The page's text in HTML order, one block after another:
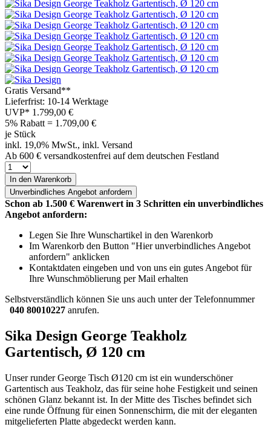
Gratis Versand**
Lieferfrist: 10-14 Werktage
UVP* 1.799,00 €
5% Rabatt = 1.709,00 €
je Stück
inkl. 19,0% MwSt., inkl. Versand
Ab 600 € versandkostenfrei auf dem deutschen Festland
In den Warenkorb
Unverbindliches Angebot anfordern
Schon ab 1.500 € Warenwert in 3 Schritten ein unverbindliches
Angebot anfordern:
Legen Sie Ihre Wunschartikel in den Warenkorb
Im Warenkorb den Button "Hier unverbindliches Angebot
anfordern" anklicken
Kontaktdaten eingeben und von uns ein gutes Angebot für
Ihre Wunschmöblierung per Mail erhalten
Selbstverständlich können Sie uns auch unter der Telefonnummer
040 80010227 anrufen.
Sika Design George Teakholz
Gartentisch, Ø 120 cm
Unser runder George Tisch Ø120 cm ist ein wunderschöner
Gartentisch aus Teakholz, das für seine hohe Festigkeit und seinen
schönen Glanz bekannt ist. In der Mitte des Tisches befindet sich
eine runde Öffnung für einen Sonnenschirm, die mit der eleganten
mitgelieferten Platte abgedeckt werden kann.